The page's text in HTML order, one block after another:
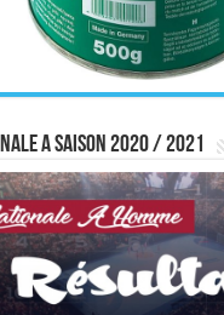
A saison 2020 / 2021